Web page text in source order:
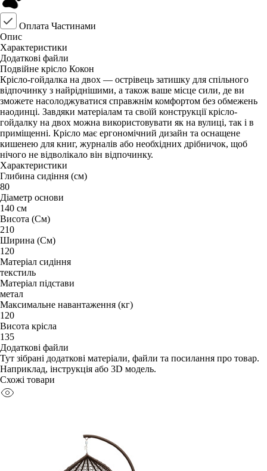
Оплата Частинами
Опис
Характеристики
Додаткові файли
Подвійне крісло Кокон
Крісло-гойдалка на двох — острівець затишку для спільного
відпочинку з найріднішими, а також ваше місце сили, де ви
зможете насолоджуватися справжнім комфортом без обмежень
наодинці. Завдяки матеріалам та своїй конструкції крісло-
гойдалку на двох можна використовувати як на вулиці, так і в
приміщенні. Крісло має ергономічний дизайн та оснащене
кишенею для книг, журналів або необхідних дрібничок, щоб
нічого не відволікало він відпочинку.
Характеристики
Глибина сидіння (см)
80
Діаметр основи
140 см
Висота (См)
210
Ширина (См)
120
Матеріал сидіння
текстиль
Матеріал підстави
метал
Максимальне навантаження (кг)
120
Висота крісла
135
Додаткові файли
Тут зібрані додаткові матеріали, файли та посилання про товар.
Наприклад, інструкція або 3D модель.
Схожі товари